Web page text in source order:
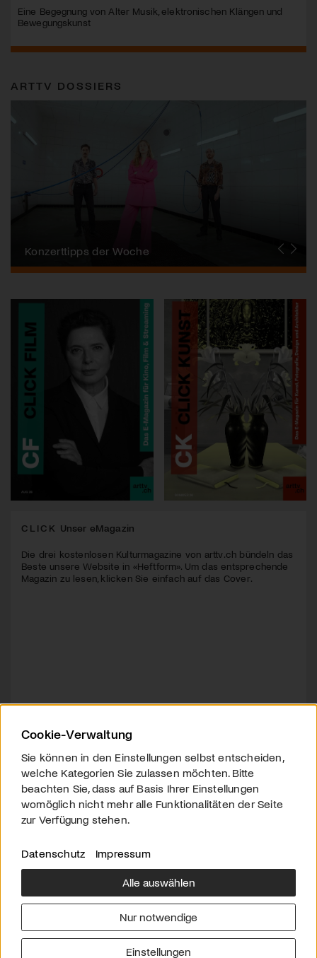
Eine Begegnung von Alter Musik, elektronischen Klängen und
Bewegungskunst
ARTTV DOSSIERS
Alpentöne
Konzerttipps der Woche
Stanser Musiktage
FONDATION SUISA
Festival da Jazz
J.S. Bach-Stiftung
CLICK Unser eMagazin
Die drei kostenlosen Kulturmagazine von arttv.ch bündeln das
Beste unsere Website in «Heftform». Um das entsprechende
Magazin zu lesen, klicken Sie einfach auf das Cover.
Über uns
Downloads
Werben
Impressum
Cookie-Verwaltung
Sie können in den Einstellungen selbst entscheiden,
welche Kategorien Sie zulassen möchten. Bitte
beachten Sie, dass auf Basis Ihrer Einstellungen
womöglich nicht mehr alle Funktionalitäten der Seite
zur Verfügung stehen.
Datenschutz Impressum
Alle auswählen
Nur notwendige
Einstellungen